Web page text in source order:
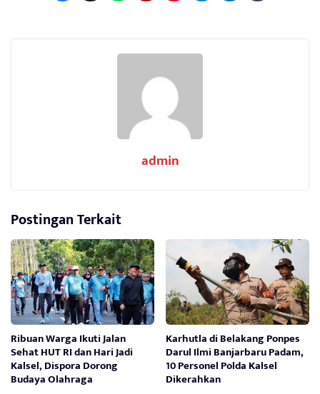
admin
Postingan Terkait
Ribuan Warga Ikuti Jalan
Sehat HUT RI dan Hari Jadi
Kalsel, Dispora Dorong
Budaya Olahraga
Karhutla di Belakang Ponpes
Darul Ilmi Banjarbaru Padam,
10 Personel Polda Kalsel
Dikerahkan